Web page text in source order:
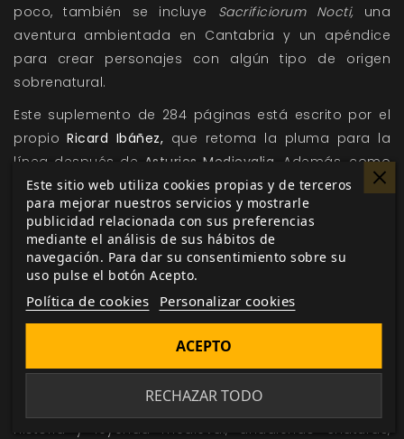
poco, también se incluye Sacrificiorum Nocti,una
aventura ambientada en Cantabria y un apéndice
para crear personajes con algún tipo de origen
sobrenatural.
Este suplemento de 284 páginas está escrito por el
propioRicard Ibáñez, que retoma la pluma para la
línea después de Asturies Medievalia
Además, como
es habitual en la nueva etapa deAquelarre
las
ilustraciones corren a cargo deJaime García
Mendoza,aportándole al libro su inconfundible
carácter.
Bestiarium Hispaniae
se añade a otros suplementos
imprescindibles de Aquelarre publicados.
nos ambienta las tierras asturianas con
historia y leyenda medieval, añadiendo criaturas,
Este sitio web utiliza cookies propias y de terceros
para mejorar nuestros servicios y mostrarle
publicidad relacionada con sus preferencias
mediante el análisis de sus hábitos de
navegación. Para dar su consentimiento sobre su
uso pulse el botón Acepto.
Política de cookies Personalizar cookies
RECHAZAR TODO
ACEPTO